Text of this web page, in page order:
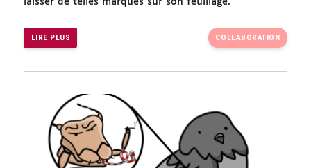
laisser de telles marques sur son feuillage.
LIRE PLUS COLLABORATION